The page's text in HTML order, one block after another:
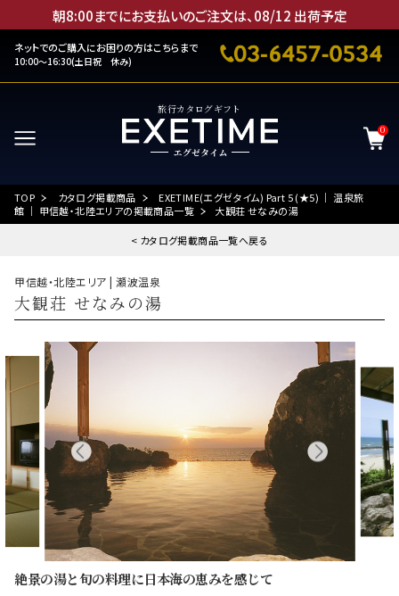
朝8:00までにお支払いのご注文は、08/12 出荷予定
ネットでのご購入にお困りの方はこちらまで
10:00～16:30(土日祝 休み)
旅行カタログギフト
0
TOP カタログ掲載商品
EXETIME(エグゼタイム) Part 5 (★5) ｜ 温泉旅
館 ｜ 甲信越・北陸エリアの掲載商品一覧
大観荘 せなみの湯
< カタログ掲載商品一覧へ戻る
甲信越・北陸エリア | 瀬波温泉
大観荘 せなみの湯
絶景の湯と旬の料理に日本海の恵みを感じて